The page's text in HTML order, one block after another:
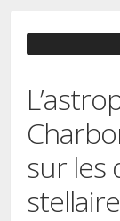
sur les